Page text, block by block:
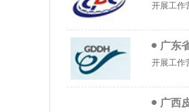
开展工作
广东
开展工作
广西